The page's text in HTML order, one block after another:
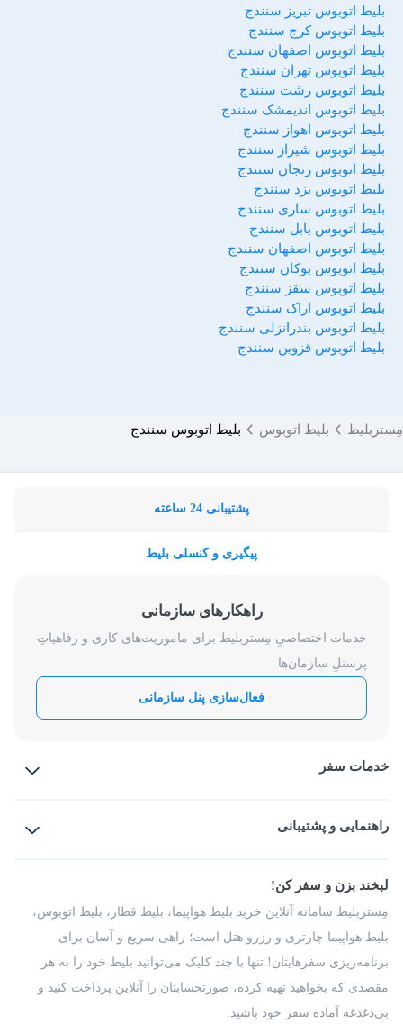
بلیط اتوبوس تبریز سنندج
بلیط اتوبوس کرج سنندج
بلیط اتوبوس اصفهان سنندج
بلیط اتوبوس تهران سنندج
بلیط اتوبوس رشت سنندج
بلیط اتوبوس اندیمشک سنندج
بلیط اتوبوس اهواز سنندج
بلیط اتوبوس شیراز سنندج
بلیط اتوبوس زنجان سنندج
بلیط اتوبوس یزد سنندج
بلیط اتوبوس ساری سنندج
بلیط اتوبوس بابل سنندج
بلیط اتوبوس اصفهان سنندج
بلیط اتوبوس بوکان سنندج
بلیط اتوبوس سقز سنندج
بلیط اتوبوس اراک سنندج
بلیط اتوبوس بندرانزلی سنندج
بلیط اتوبوس قزوین سنندج
مِستربلیط بلیط اتوبوس بلیط اتوبوس سنندج
پشتیبانی 24 ساعته
پیگیری و کنسلی بلیط
راهکارهای سازمانی
خدمات اختصاصیِ مِستربلیط برای ماموریت‌های کاری و رفاهیاتِ
پرسنلِ سازمان‌ها
فعال‌سازی پنل سازمانی
خدمات سفر
بلیط قطار
راهنمایی و پشتیبانی
شرایط و مقررات
راهکار سازمانی
فرصت‌های شغلی
درباره ما
لبخند بزن و سفر کن!
مِستربلیط سامانه آنلاین خرید بلیط هواپیما، بلیط قطار، بلیط اتوبوس،
بلیط هواپیما چارتری و رزرو هتل است؛ راهی سریع و آسان برای
برنامه‌ریزی سفرهایتان! تنها با چند کلیک می‌توانید بلیط خود را به هر
مقصدی که بخواهید تهیه کرده، صورتحسابتان را آنلاین پرداخت کنید و
بی‌دغدغه آماده سفر خود باشید.